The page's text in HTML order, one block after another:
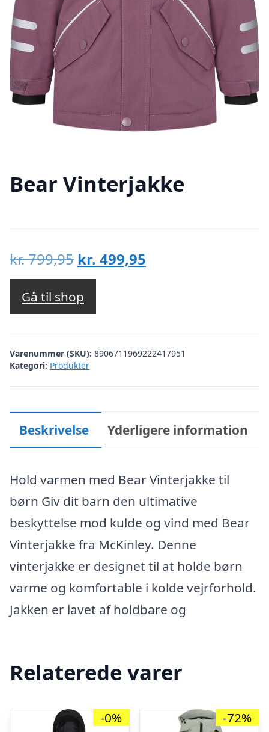
Bear Vinterjakke
kr.799,95 Den
oprindelige
pris
var:
kr. 799,95.
kr. 499,95
kr. 499,95.
Gå til shop
Varenummer (SKU): 8906711969222417951
Kategori: Produkter
Beskrivelse Yderligere information
Hold varmen med Bear Vinterjakke til
børn Giv dit barn den ultimative
beskyttelse mod kulde og vind med Bear
Vinterjakke fra McKinley. Denne
vinterjakke er designet til at holde børn
varme og komfortable i kolde vejrforhold.
Jakken er lavet af holdbare og
Relaterede varer
-0% -72%